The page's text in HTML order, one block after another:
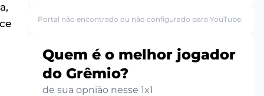
Portal não encontrado ou não configurado para YouTube.
Quem é o melhor jogador
do Grêmio?
de sua opnião nesse 1x1